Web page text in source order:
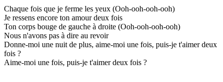
Chaque fois que je ferme les yeux (Ooh-ooh-ooh-ooh)
Je ressens encore ton amour deux fois
Ton corps bouge de gauche à droite (Ooh-ooh-ooh-ooh)
Nous n'avons pas à dire au revoir
Donne-moi une nuit de plus, aime-moi une fois, puis-je t'aimer deux
fois ?
Aime-moi une fois, puis-je t'aimer deux fois ?